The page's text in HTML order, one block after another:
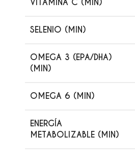
VITAMINA C (MIN)
SELENIO (MIN)
OMEGA 3 (EPA/DHA)
(MIN)
OMEGA 6 (MIN)
ENERGÍA
METABOLIZABLE (MIN)